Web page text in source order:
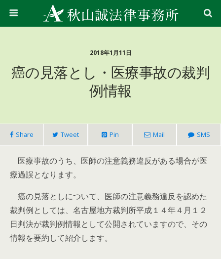
2018年1月11日
癌の見落とし・医療事故の裁判
例情報
Share Tweet Pin Mail SMS
医療事故のうち、医師の注意義務違反がある場合が医
療過誤となります。
癌の見落としについて、医師の注意義務違反を認めた
裁判例としては、名古屋地方裁判所平成１４年４月１２
日判決が裁判例情報として公開されていますので、その
情報を要約して紹介します。